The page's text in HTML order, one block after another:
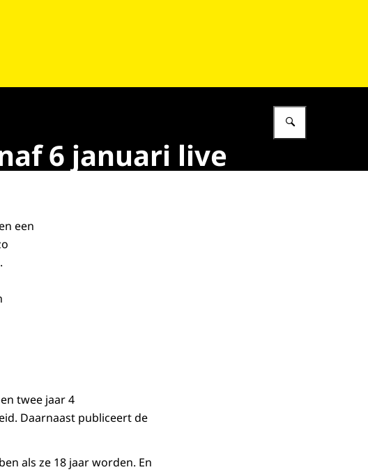
6 januari live
een
twee jaar 4
Daarnaast publiceert de
als ze 18 jaar worden. En